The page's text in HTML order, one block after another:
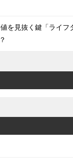
を見抜く鍵「ライフ